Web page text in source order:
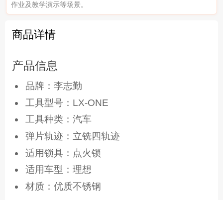
作业及教学演示等场景。
商品详情
产品信息
品牌：李志勤
工具型号：LX-ONE
工具种类：汽车
弹片轨迹：立铣四轨迹
适用锁具：点火锁
适用车型：理想
材质：优质不锈钢